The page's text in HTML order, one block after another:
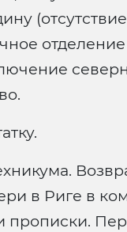
в Риге в
прописки.